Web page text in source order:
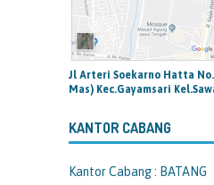
Jl Arteri Soekarno Hatta
Mas) Kec.Gayamsari
KANTOR CABANG
Kantor Cabang : BATANG